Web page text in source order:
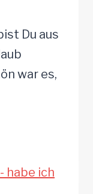
Du aus
war es,